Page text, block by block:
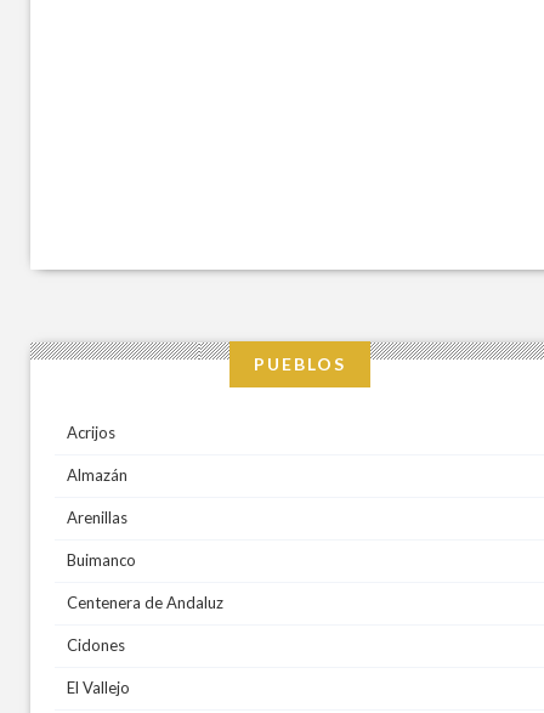
PUEBLOS
Acrijos
Almazán
Arenillas
Buimanco
Centenera de Andaluz
Cidones
El Vallejo